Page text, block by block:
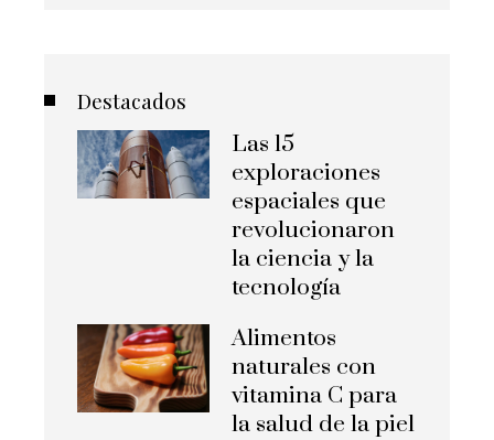
Destacados
Las 15
exploraciones
espaciales que
revolucionaron
la ciencia y la
tecnología
Alimentos
naturales con
vitamina C para
la salud de la piel